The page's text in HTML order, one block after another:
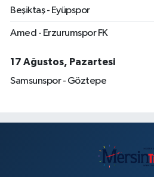
Beşiktaş - Eyüpspor
Amed - Erzurumspor FK
17 Ağustos, Pazartesi
Samsunspor - Göztepe